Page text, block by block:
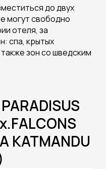
до двух
могут свободно
отеля, за
спа, крытых
зон со шведским
KATMANDU